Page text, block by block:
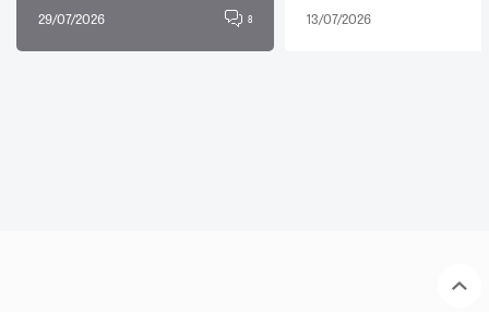
29/07/2026 8 13/07/2026